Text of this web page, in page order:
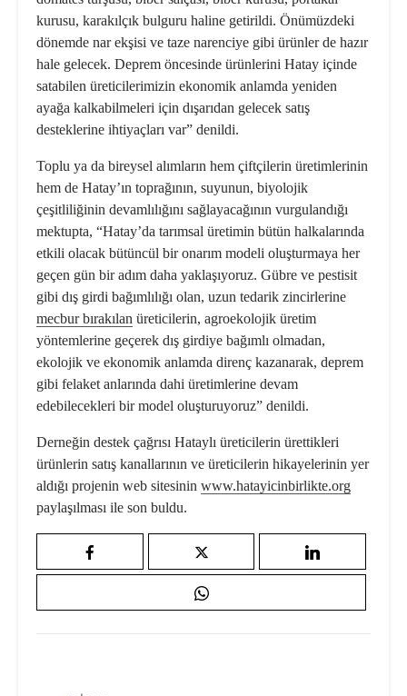
kurusu, karakılçık bulguru haline getirildi. Önümüzdeki
dönemde nar ekşisi ve taze narenciye gibi ürünler de hazır
hale gelecek. Deprem öncesinde ürünlerini Hatay içinde
satabilen üreticilerimizin ekonomik anlamda yeniden
ayağa kalkabilmeleri için dışarıdan gelecek satış
desteklerine ihtiyaçları var” denildi.
Toplu ya da bireysel alımların hem çiftçilerin üretimlerinin
hem de Hatay’ın toprağının, suyunun, biyolojik
çeşitliliğinin devamlılığını sağlayacağının vurgulandığı
mektupta, “Hatay’da tarımsal üretimin bütün halkalarında
etkili olacak bütüncül bir onarım modeli oluşturmaya her
geçen gün bir adım daha yaklaşıyoruz. Gübre ve pestisit
gibi dış girdi bağımlılığı olan, uzun tedarik zincirlerine
mecbur bırakılan üreticilerin, agroekolojik üretim
yöntemlerine geçerek dış girdiye bağımlı olmadan,
ekolojik ve ekonomik anlamda direnç kazanarak, deprem
gibi felaket anlarında dahi üretimlerine devam
edebilecekleri bir model oluşturuyoruz” denildi.
Derneğin destek çağrısı Hataylı üreticilerin ürettikleri
ürünlerin satış kanallarının ve üreticilerin hikayelerinin yer
aldığı projenin web sitesinin www.hatayicinbirlikte.org
paylaşılması ile son buldu.